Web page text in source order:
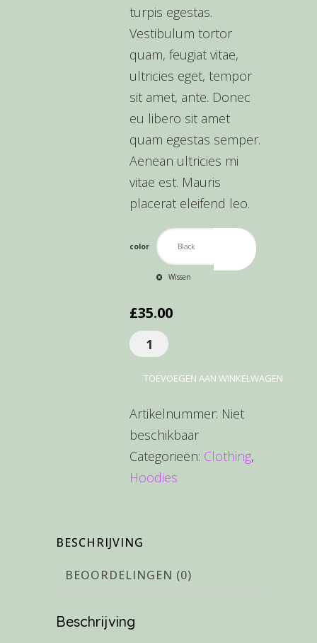
turpis egestas.
Vestibulum tortor
quam, feugiat vitae,
ultricies eget, tempor
sit amet, ante. Donec
eu libero sit amet
quam egestas semper.
Aenean ultricies mi
vitae est. Mauris
placerat eleifend leo.
color
Wissen
£35.00
Ship
Your
Idea
aantal
TOEVOEGEN AAN WINKELWAGEN
Artikelnummer: Niet
beschikbaar
Categorieën: Clothing,
Hoodies
BESCHRIJVING
BEOORDELINGEN (0)
Beschrijving